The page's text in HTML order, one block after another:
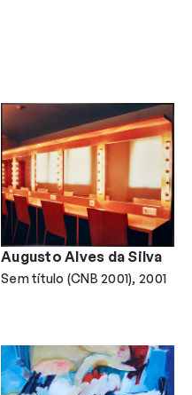
Sem título (CNB 2001) 2001
Augusto Alves da Silva